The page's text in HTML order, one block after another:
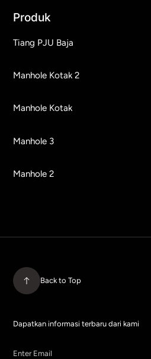
Produk
Tiang PJU Baja
Manhole Kotak 2
Manhole Kotak
Manhole 3
Manhole 2
Back to Top
Dapatkan informasi terbaru dari kami
Enter Email